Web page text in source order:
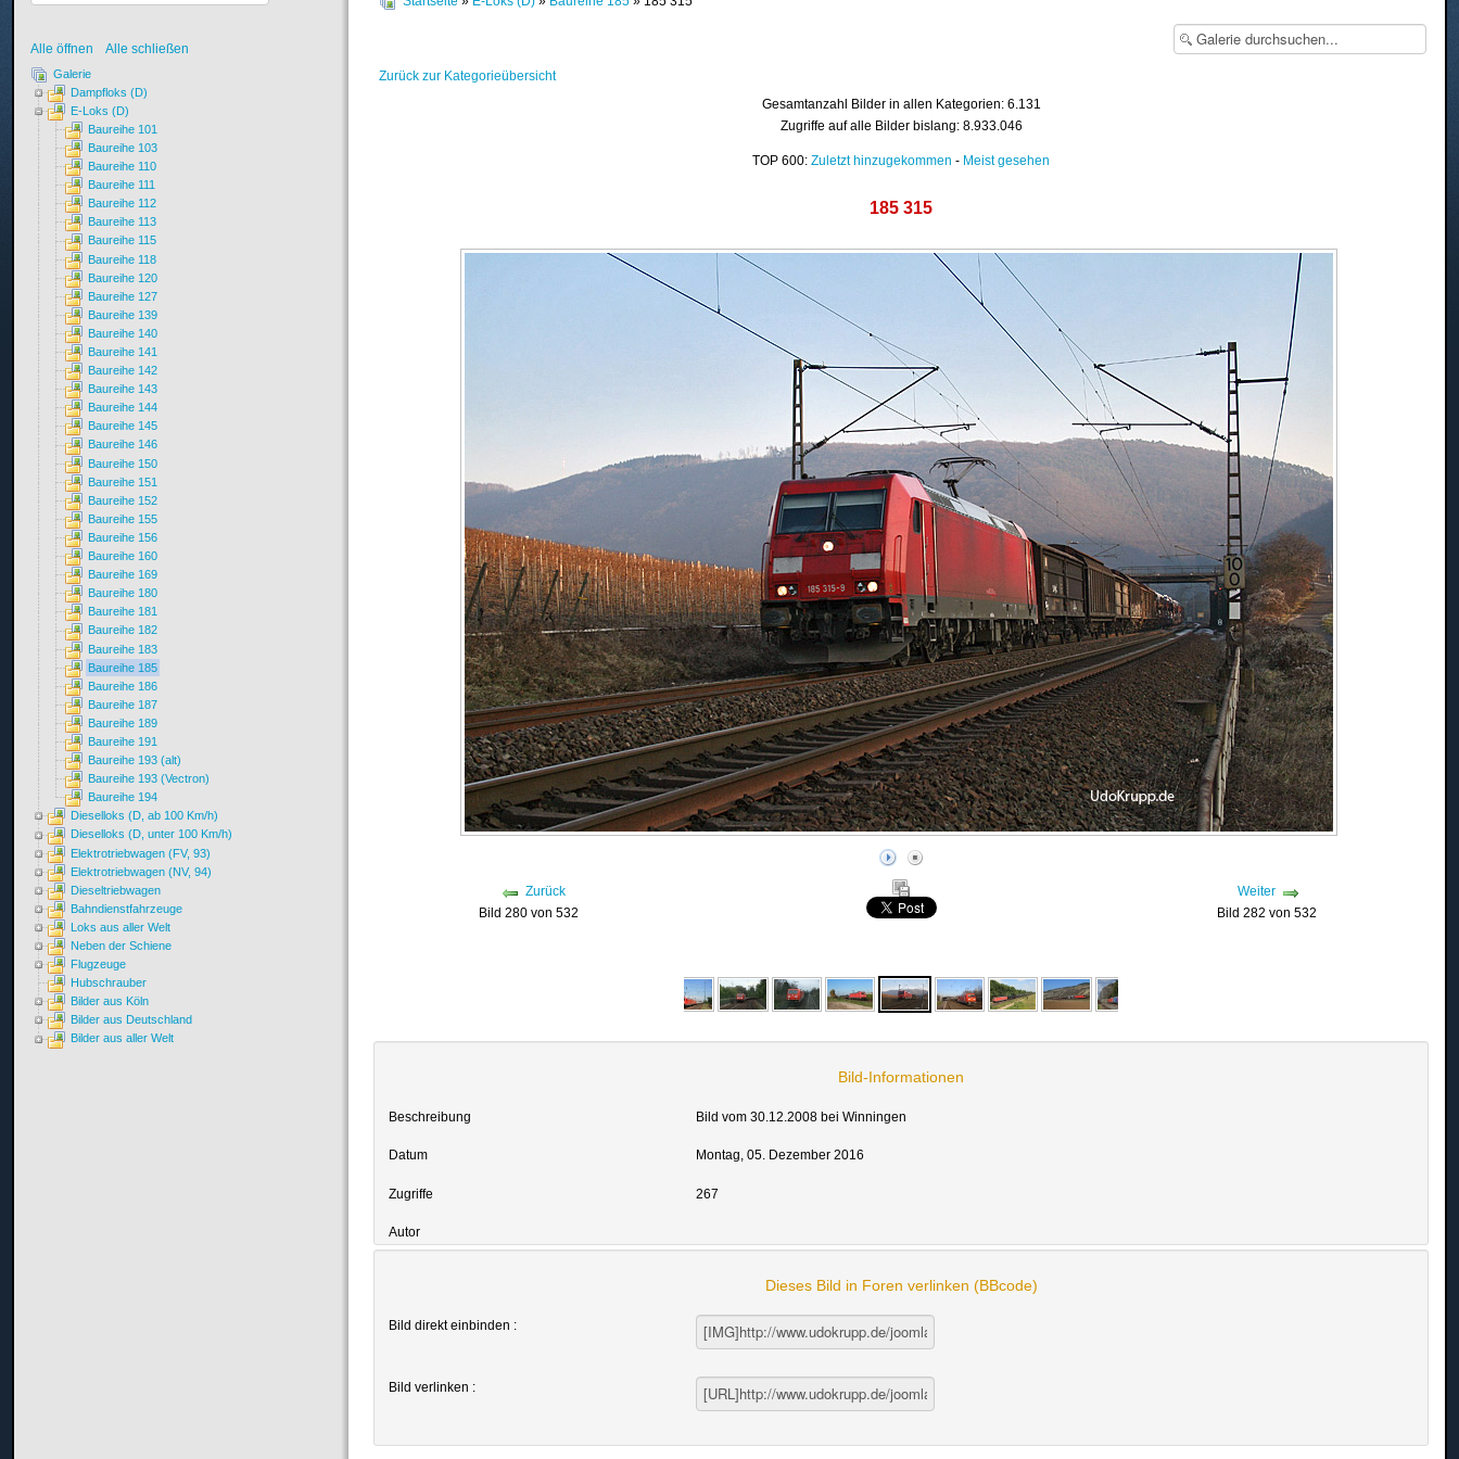
Zurück zur Kategorieübersicht
Gesamtanzahl Bilder in allen Kategorien: 6.131
Zugriffe auf alle Bilder bislang: 8.933.046
TOP 600:Zuletzt hinzugekommen - Meist gesehen
185 315
Zurück
Bild 280 von 532
Weiter
Bild 282 von 532
Bild-Informationen
Beschreibung Bild vom 30.12.2008 bei Winningen
Datum Montag, 05. Dezember 2016
Zugriffe 267
Autor
Dieses Bild in Foren verlinken (BBcode)
Bild direkt einbinden :
Bild verlinken :
Alle öffnen Alle schließen
Galerie
Dampfloks (D)
E-Loks (D)
Baureihe 101
Baureihe 103
Baureihe 110
Baureihe 111
Baureihe 112
Baureihe 113
Baureihe 115
Baureihe 118
Baureihe 120
Baureihe 127
Baureihe 139
Baureihe 140
Baureihe 141
Baureihe 142
Baureihe 143
Baureihe 144
Baureihe 145
Baureihe 146
Baureihe 150
Baureihe 151
Baureihe 152
Baureihe 155
Baureihe 156
Baureihe 160
Baureihe 169
Baureihe 180
Baureihe 181
Baureihe 182
Baureihe 183
Baureihe 185
Baureihe 186
Baureihe 187
Baureihe 189
Baureihe 191
Baureihe 193 (alt)
Baureihe 193 (Vectron)
Baureihe 194
Dieselloks (D, ab 100 Km/h)
Dieselloks (D, unter 100 Km/h)
Elektrotriebwagen (FV, 93)
Elektrotriebwagen (NV, 94)
Dieseltriebwagen
Bahndienstfahrzeuge
Loks aus aller Welt
Neben der Schiene
Flugzeuge
Hubschrauber
Bilder aus Köln
Bilder aus Deutschland
Bilder aus aller Welt